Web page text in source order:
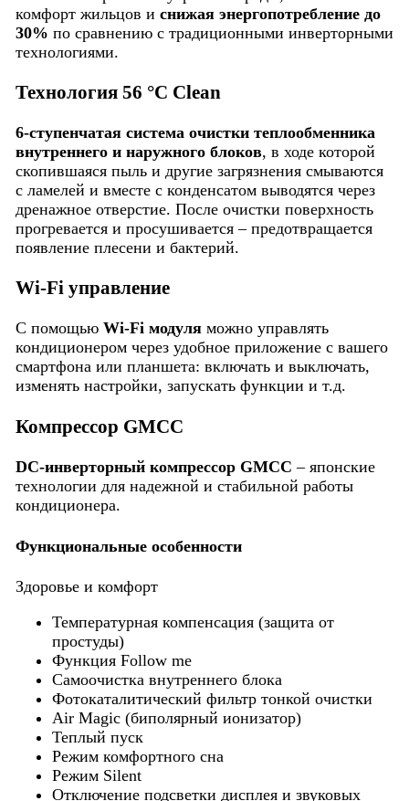
комфорт жильцов и снижая энергопотребление до
30% по сравнению с традиционными инверторными
технологиями.
Технология 56 °C Clean
6-ступенчатая система очистки теплообменника
внутреннего и наружного блоков, в ходе которой
скопившаяся пыль и другие загрязнения смываются
с ламелей и вместе с конденсатом выводятся через
дренажное отверстие. После очистки поверхность
прогревается и просушивается – предотвращается
появление плесени и бактерий.
Wi-Fi управление
С помощью Wi-Fi модуля можно управлять
кондиционером через удобное приложение с вашего
смартфона или планшета: включать и выключать,
изменять настройки, запускать функции и т.д.
Компрессор GMCC
DC-инверторный компрессор GMCC – японские
технологии для надежной и стабильной работы
кондиционера.
Функциональные особенности
Здоровье и комфорт
Температурная компенсация (защита от
простуды)
Функция Follow me
Самоочистка внутреннего блока
Фотокаталитический фильтр тонкой очистки
Air Magic (биполярный ионизатор)
Теплый пуск
Режим комфортного сна
Режим Silent
Отключение подсветки дисплея и звуковых